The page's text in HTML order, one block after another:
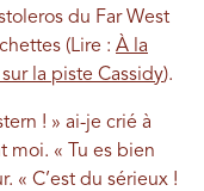
du Far West
(Lire : À la
la piste Cassidy).
! » ai-je crié à
moi. « Tu es bien
« C’est du sérieux !